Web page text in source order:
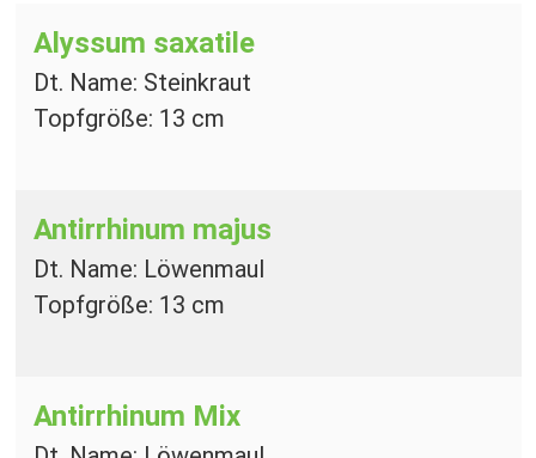
Alyssum saxatile
Dt. Name: Steinkraut
Topfgröße: 13 cm
Antirrhinum majus
Dt. Name: Löwenmaul
Topfgröße: 13 cm
Antirrhinum Mix